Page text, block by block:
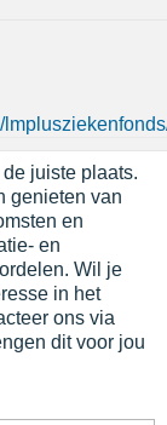
juiste plaats.
genieten van
en
en
Wil je
in het
ons via
dit voor jou